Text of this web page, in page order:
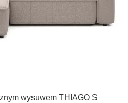
wysuwem THIAGO S